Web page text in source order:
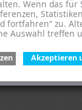
Wenn das
fortfahren“ zu.
Auswahl treffen
Akzeptieren